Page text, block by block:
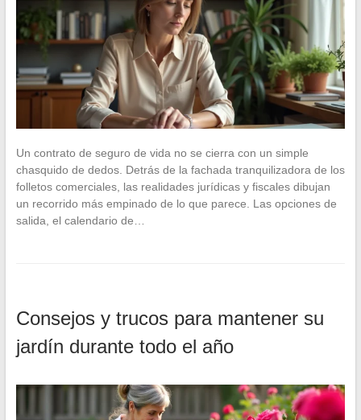
Un contrato de seguro de vida no se cierra con un simple
chasquido de dedos. Detrás de la fachada tranquilizadora de los
folletos comerciales, las realidades jurídicas y fiscales dibujan
un recorrido más empinado de lo que parece. Las opciones de
salida, el calendario de…
Consejos y trucos para mantener su
jardín durante todo el año